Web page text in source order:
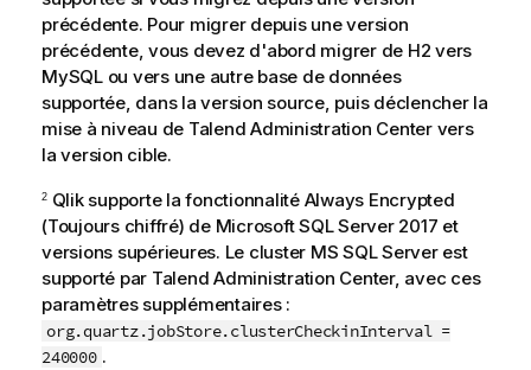
m
a
i
o
n
précédente. Pour migrer depuis une version
précédente, vous devez d'abord migrer de H2 vers
MySQL ou vers une autre base de données
supportée, dans la version source, puis déclencher la
mise à niveau de Talend Administration Centervers
la version cible.
2 Qliksupporte la fonctionnalité Always Encrypted
(Toujours chiffré) de Microsoft SQL Server 2017 et
versions supérieures. Le cluster MS SQL Server est
supporté par Talend Administration Center, avec ces
paramètres supplémentaires :
org.quartz.jobStore.clusterCheckinInterval =
240000 .